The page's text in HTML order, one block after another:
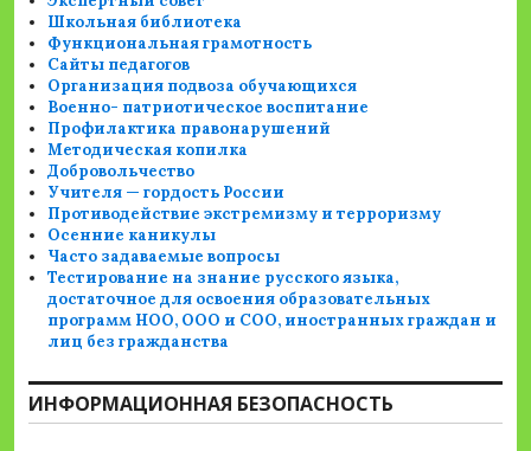
Школьная библиотека
Функциональная грамотность
Сайты педагогов
Организация подвоза обучающихся
Военно- патриотическое воспитание
Профилактика правонарушений
Методическая копилка
Добровольчество
Учителя — гордость России
Противодействие экстремизму и терроризму
Осенние каникулы
Часто задаваемые вопросы
Тестирование на знание русского языка,
достаточное для освоения образовательных
программ НОО, ООО и СОО, иностранных граждан и
лиц без гражданства
ИНФОРМАЦИОННАЯ БЕЗОПАСНОСТЬ